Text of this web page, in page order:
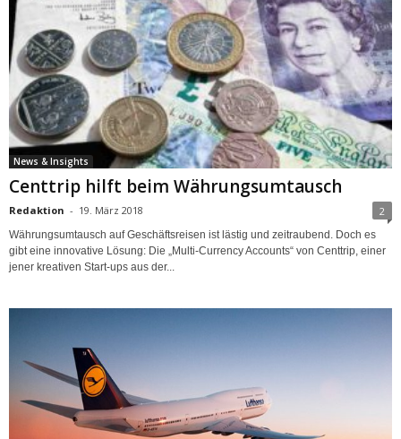
News & Insights
Centtrip hilft beim Währungsumtausch
Redaktion - 19. März 2018 2
Währungsumtausch auf Geschäftsreisen ist lästig und zeitraubend. Doch es
gibt eine innovative Lösung: Die „Multi-Currency Accounts“ von Centtrip, einer
jener kreativen Start-ups aus der...